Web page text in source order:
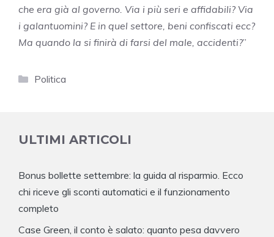
che era già al governo. Via i più seri e affidabili? Via
i galantuomini? E in quel settore, beni confiscati ecc?
Ma quando la si finirà di farsi del male, accidenti?”
Categorie
Politica
ULTIMI ARTICOLI
Bonus bollette settembre: la guida al risparmio. Ecco
chi riceve gli sconti automatici e il funzionamento
completo
Case Green, il conto è salato: quanto pesa davvero